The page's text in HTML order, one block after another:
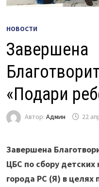
НОВОСТИ
Завершена
«Подари
Автор: Админ 22
Завершена
ЦБС по сбору
города РС (Я) в